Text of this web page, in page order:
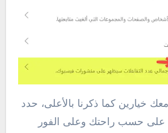
خيارين كما ذكرنا بالأعلى، حدد
على حسب راحتك وعلى الفور